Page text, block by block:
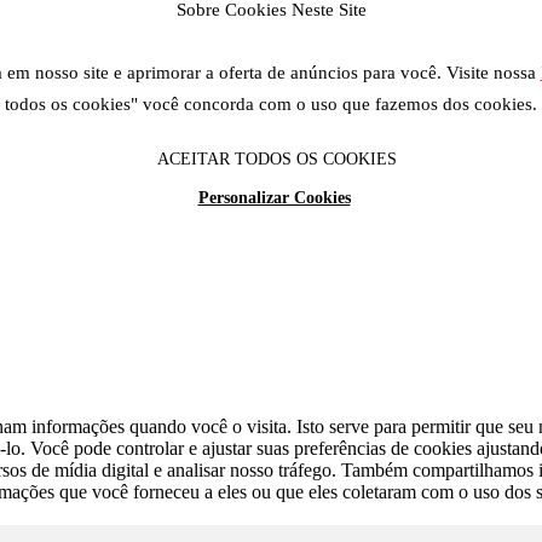
Sobre Cookies Neste Site
nosso site e aprimorar a oferta de anúncios para você. Visite nossa
todos os cookies" você concorda com o uso que fazemos dos cookies.
ACEITAR TODOS OS COOKIES
Personalizar Cookies
informações quando você o visita. Isto serve para permitir que
Você pode controlar e ajustar suas preferências de cookies
de mídia digital e analisar nosso tráfego. Também
que você forneceu a eles ou que eles coletaram com o uso